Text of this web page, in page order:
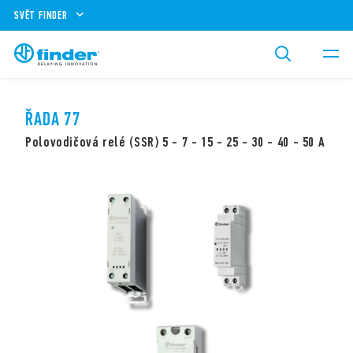
SVĚT FINDER
ŘADA 77
Polovodičová relé (SSR) 5 - 7 - 15 - 25 - 30 - 40 - 50 A